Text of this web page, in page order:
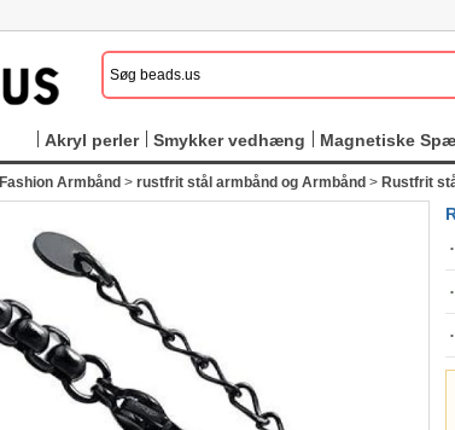
Akryl perler Smykker vedhæng Magnetiske
Fashion Armbånd > rustfrit stål armbånd og Armbånd > Rustfrit